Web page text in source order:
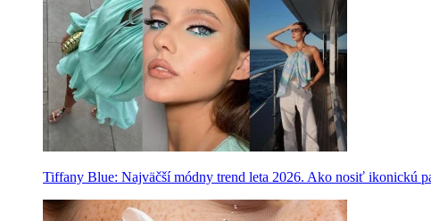
Tiffany Blue: Najväčší módny trend leta 2026. Ako nosiť ikonickú